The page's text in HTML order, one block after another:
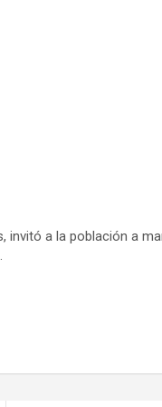
invitó a la población a